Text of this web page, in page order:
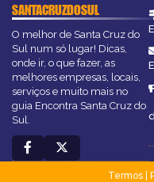
SANTACRUZDOSUL
O melhor de Santa Cruz do
Sul num só lugar! Dicas,
onde ir, o que fazer, as
melhores empresas, locais,
serviços e muito mais no
guia Encontra Santa Cruz do
Sul.
Termos|